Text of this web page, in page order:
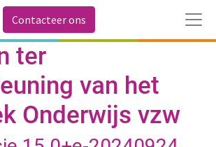
Contacteer ons
ter
van het
Onderwijs vzw